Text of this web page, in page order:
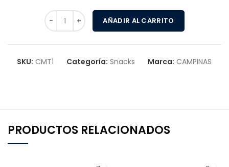
AÑADIR AL CARRITO
SKU: CMT1 Categoría: Snacks Marca: CAMPINAS
PRODUCTOS RELACIONADOS